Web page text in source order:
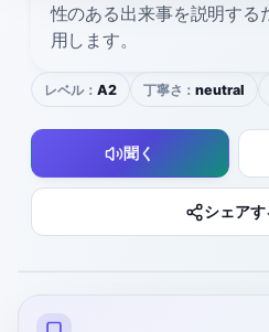
性のある出来事を説明する
用します。
レベル： A2 丁寧さ：neutral
聞く
シェアす